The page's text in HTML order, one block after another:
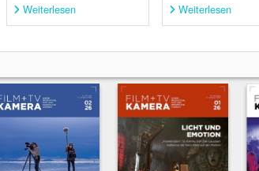
Weiterlesen Weiterlesen